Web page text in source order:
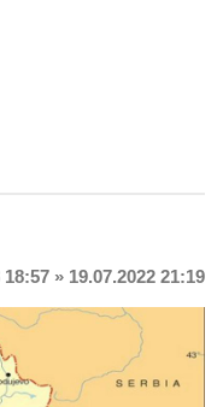
18:57 » 19.07.2022 21:19